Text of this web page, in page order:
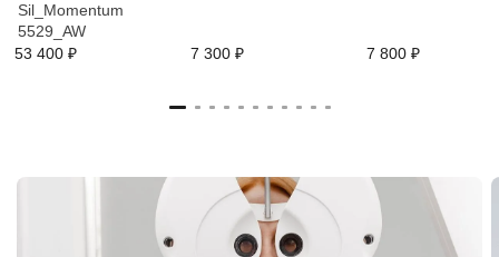
Sil_Momentum
5529_AW
53 400 ₽
7 300 ₽ 7 800 ₽